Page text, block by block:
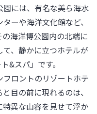
には、有名な美ら海水
ーや海洋文化館など、
海洋博公園内の北端に
、静かに立つホテルが
&スパ」です。
ロントのリゾートホテ
目の前に現れるのは、
異な山容を見せて浮か